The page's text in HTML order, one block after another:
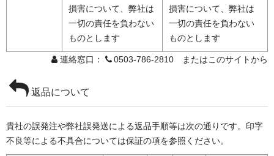
損害について、弊社は
一切の責任を負わない
ものとします
損害について、弊社は
一切の責任を負わない
ものとします
連絡窓口： 0503-786-2810 またはこのサイトから
返品について
貴社の誤発注や弊社誤発送による返品手順等は次の通りです。印字
不良等による不具合については保証の項を参照ください。